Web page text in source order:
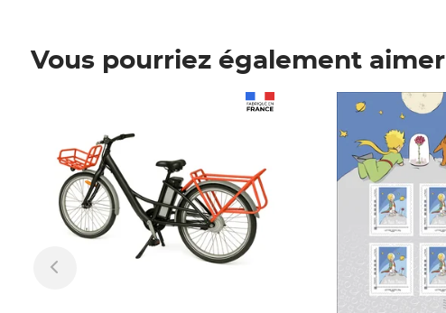
Vous pourriez également aimer
Prix 7,50€